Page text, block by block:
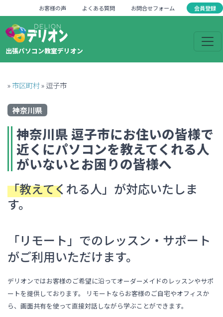
お客様の声 よくある質問 お問合せフォーム 会員登録
出張パソコン教室デリオン
»市区町村»逗子市
神奈川県
神奈川県逗子市にお住いの皆様で
近くにパソコンを教えてくれる人
がいないとお困りの皆様へ
「教えてくれる人」 が対応いたしま
す。
「リモート」でのレッスン・サポート
がご利用いただけます。
デリオンではお客様のご希望に沿ってオーダーメイドのレッスンやサポ
ートを提供しております。 リモートならお客様のご自宅やオフィスか
ら、画面共有を使って直接対話しながら学ぶことができます。